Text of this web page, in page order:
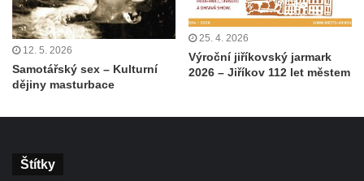
12. 5. 2026
Samotářský sex – Kulturní
dějiny masturbace
25. 4. 2026
Výroční jiříkovský jarmark
2026 – Jiříkov 112 let městem
Štítky